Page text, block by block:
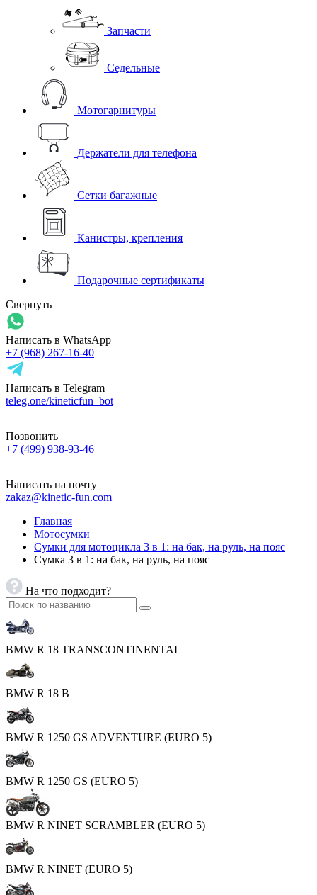
Запчасти
Седельные
Мотогарнитуры
Держатели для телефона
Сетки багажные
Канистры, крепления
Подарочные сертификаты
Свернуть
Написать в WhatsApp
+7 (968) 267-16-40
Написать в Telegram
teleg.one/kineticfun_bot
Позвонить
+7 (499) 938-93-46
Написать на почту
zakaz@kinetic-fun.com
Главная
Мотосумки
Сумки для мотоцикла 3 в 1: на бак, на руль, на пояс
Сумка 3 в 1: на бак, на руль, на пояс
На что подходит?
BMW R 18 TRANSCONTINENTAL
BMW R 18 B
BMW R 1250 GS ADVENTURE (EURO 5)
BMW R 1250 GS (EURO 5)
BMW R NINET SCRAMBLER (EURO 5)
BMW R NINET (EURO 5)